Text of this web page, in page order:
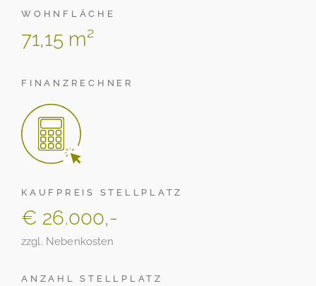
WOHNFLÄCHE
71,15 m²
FINANZRECHNER
KAUFPREIS STELLPLATZ
€ 26.000,-
zzgl. Nebenkosten
ANZAHL STELLPLATZ